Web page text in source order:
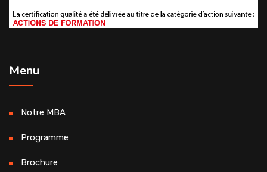
Menu
Notre MBA
Programme
Brochure